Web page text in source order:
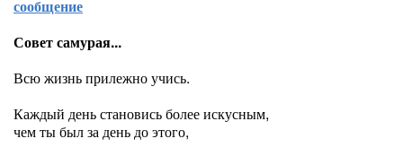
сообщение
Совет самурая...
Всю жизнь прилежно учись.
Каждый день становись более искусным,
чем ты был за день до этого,